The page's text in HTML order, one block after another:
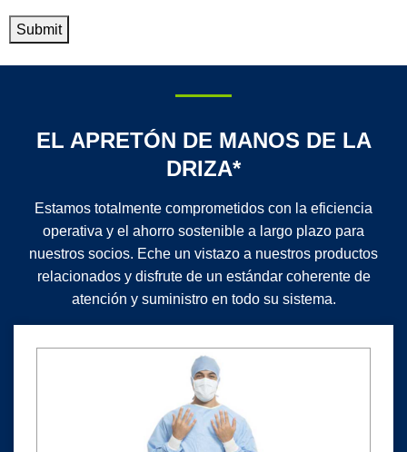
CONTACT
ME
Submit
EL APRETÓN DE MANOS DE LA
DRIZA*
Estamos totalmente comprometidos con la eficiencia
operativa y el ahorro sostenible a largo plazo para
nuestros socios. Eche un vistazo a nuestros productos
relacionados y disfrute de un estándar coherente de
atención y suministro en todo su sistema.